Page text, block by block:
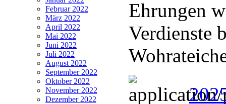
Februar 2022
März 2022
April 2022
Mai 2022
Juni 2022
Juli 2022
August 2022
September 2022
Oktober 2022
November 2022
Dezember 2022
Ehrungen
Verdienste